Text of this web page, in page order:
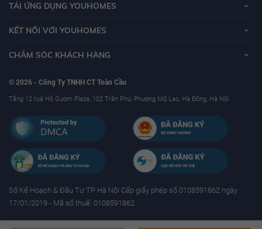
TẢI ỨNG DỤNG YOUHOMES
KẾT NỐI VỚI YOUHOMES
CHĂM SÓC KHÁCH HÀNG
© 2026 - Công Ty TNHH CT Toàn Cầu
Tầng 12 toà Hồ Gươm Plaza, 102 Trần Phú, Phường Mộ Lao, Hà Đông, Hà Nội
Sở Kế Hoạch & Ðầu Tư TP Hà Nội Cấp giấy phép số 0108591862 ngày
17/01/2019 - Mã số thuế: 0108591862